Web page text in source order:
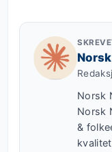
Norsk
Norsk
&